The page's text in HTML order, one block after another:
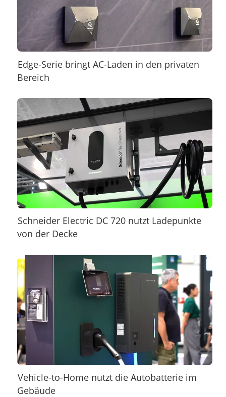
Edge-Serie bringt AC-Laden in den privaten
Bereich
Schneider Electric DC 720 nutzt Ladepunkte
von der Decke
Vehicle-to-Home nutzt die Autobatterie im
Gebäude